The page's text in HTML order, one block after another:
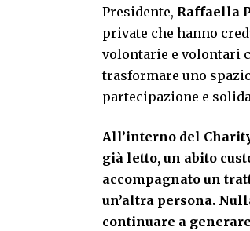
Presidente, Raffaella
private che hanno
volontarie e volontari
trasformare uno
partecipazione e
All’interno del
già letto, un abito
accompagnato un
un’altra persona.
continuare a